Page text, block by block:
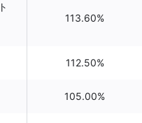
113.60%
112.50%
105.00%